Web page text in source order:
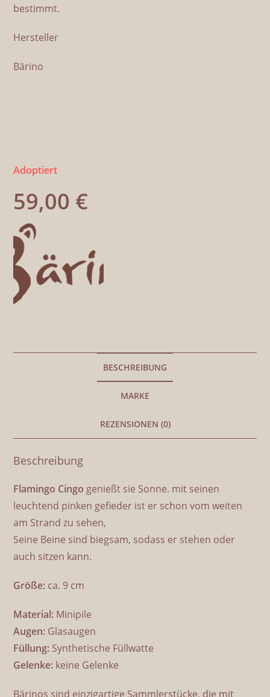
bestimmt.
Hersteller
Bärino
Adoptiert
59,00 €
BESCHREIBUNG
MARKE
REZENSIONEN (0)
Beschreibung
Flamingo Cingo genießt sie Sonne. mit seinen
leuchtend pinken gefieder ist er schon vom weiten
am Strand zu sehen,
Seine Beine sind biegsam, sodass er stehen oder
auch sitzen kann.
Größe: ca. 9 cm
Material: Minipile
Augen: Glasaugen
Füllung: Synthetische Füllwatte
Gelenke: keine Gelenke
Bärinos sind einzigartige Sammlerstücke, die mit